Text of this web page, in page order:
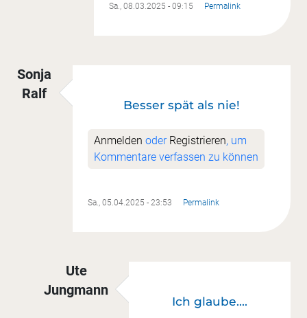
Sa., 08.03.2025 - 09:15 Permalink
Sonja
Ralf
Besser spät als nie!
Anmelden oder Registrieren, um
Kommentare verfassen zu können
Sa., 05.04.2025 - 23:53 Permalink
Ute
Jungmann
Besser spät als nie!von
Ich glaube....